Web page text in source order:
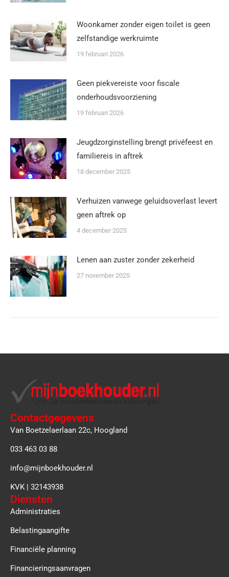
Woonkamer zonder eigen toilet is geen
zelfstandige werkruimte
19 februari 2026
Geen piekvereiste voor fiscale
onderhoudsvoorziening
19 februari 2026
Jeugdzorginstelling brengt privéfeest en
familiereis in aftrek
18 december 2025
Verhuizen vanwege geluidsoverlast levert
geen aftrek op
4 december 2025
Lenen aan zuster zonder zekerheid
27 november 2025
Contactgegevens
Van Boetzelaerlaan 22c, Hoogland
033 463 03 88
info@mijnboekhouder.nl
KVK | 32143938
Diensten
Administraties
Belastingaangifte
Financiële planning
Financieringsaanvragen